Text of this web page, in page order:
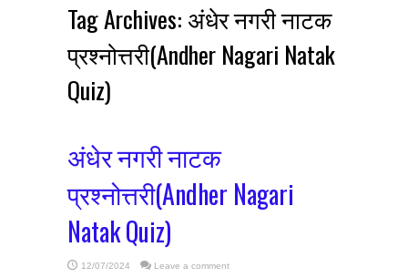
Tag Archives:अंधेर नगरी नाटक
प्रश्नोत्तरी(Andher Nagari Natak
Quiz)
अंधेर नगरी नाटक
प्रश्नोत्तरी(Andher Nagari
Natak Quiz)
12/07/2024 Leave a comment